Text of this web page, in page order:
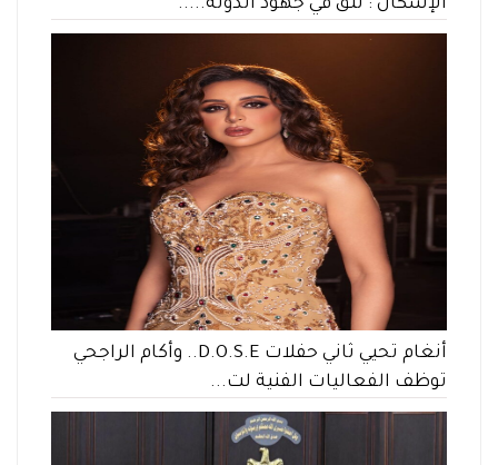
الإسكان : نثق في جهود الدولة.....
أنغام تحيي ثاني حفلات D.O.S.E.. وأكام الراجحي
توظف الفعاليات الفنية لت...